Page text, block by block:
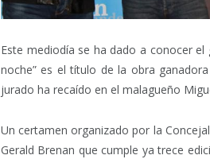
Este mediodía se ha dado a conocer el
noche” es el título de la obra
jurado ha recaído en el malagueño
Un certamen organizado por la
Gerald Brenan que cumple ya trece